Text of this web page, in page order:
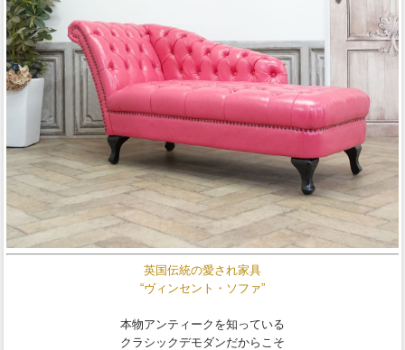
英国伝統の愛され家具
“ヴィンセント・ソファ”
本物アンティークを知っている
クラシックデモダンだからこそ